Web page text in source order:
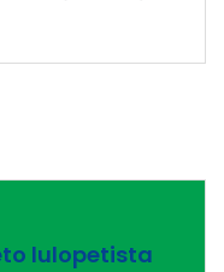
lulopetista